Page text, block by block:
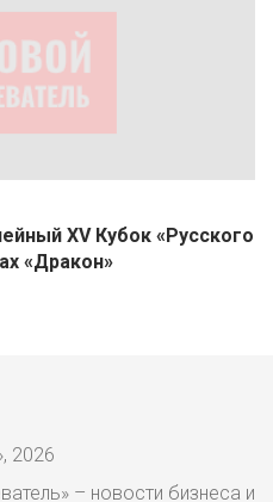
XV Кубок «Русского
«Дракон»
2026
– новости бизнеса и